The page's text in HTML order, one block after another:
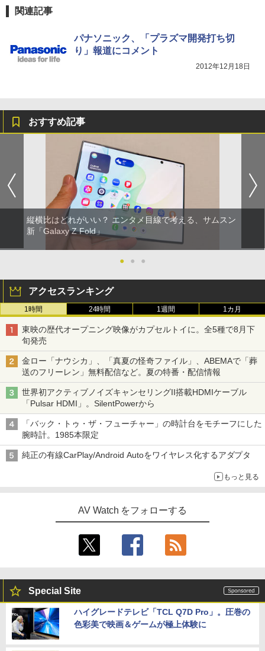
関連記事
パナソニック、「プラズマ開発打ち切
り」報道にコメント
2012年12月18日
おすすめ記事
縦横比はどれがいい？ エンタメ目線で考える、サムスン
新「Galaxy Z Fold」
● ● ●
アクセスランキング
1時間 24時間 1週間 1カ月
東映の歴代オープニング映像がカプセルトイに。全5種で8月下
旬発売
金ロー「ナウシカ」、「真夏の怪奇ファイル」、ABEMAで「葬
送のフリーレン」無料配信など。夏の特番・配信情報
世界初アクティブノイズキャンセリングII搭載HDMIケーブル
「Pulsar HDMI」。SilentPowerから
「バック・トゥ・ザ・フューチャー」の時計台をモチーフにした
腕時計。1985本限定
純正の有線CarPlay/Android Autoをワイヤレス化するアダプタ
もっと見る
AV Watch をフォローする
Special Site
ハイグレードテレビ「TCL Q7D Pro」。圧巻の
色彩美で映画＆ゲームが極上体験に